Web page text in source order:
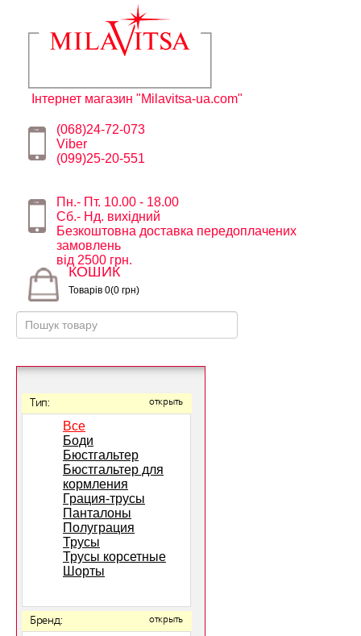
Інтернет магазин "Milavitsa-ua.com"
(068)24-72-073
Viber
(099)25-20-551
Пн.- Пт. 10.00 - 18.00
Сб.- Нд. вихідний
Безкоштовна доставка передоплачених
замовлень
від 2500 грн.
КОШИК
Товарів 0(0 грн)
Тип: открыть
Все
Боди
Бюстгальтер
Бюстгальтер для
кормления
Грация-трусы
Панталоны
Полуграция
Трусы
Трусы корсетные
Шорты
Бренд: открыть